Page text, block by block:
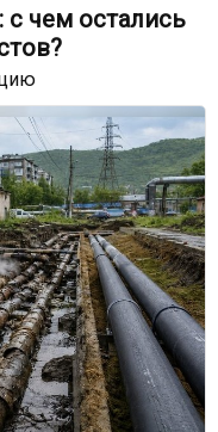
с чем остались